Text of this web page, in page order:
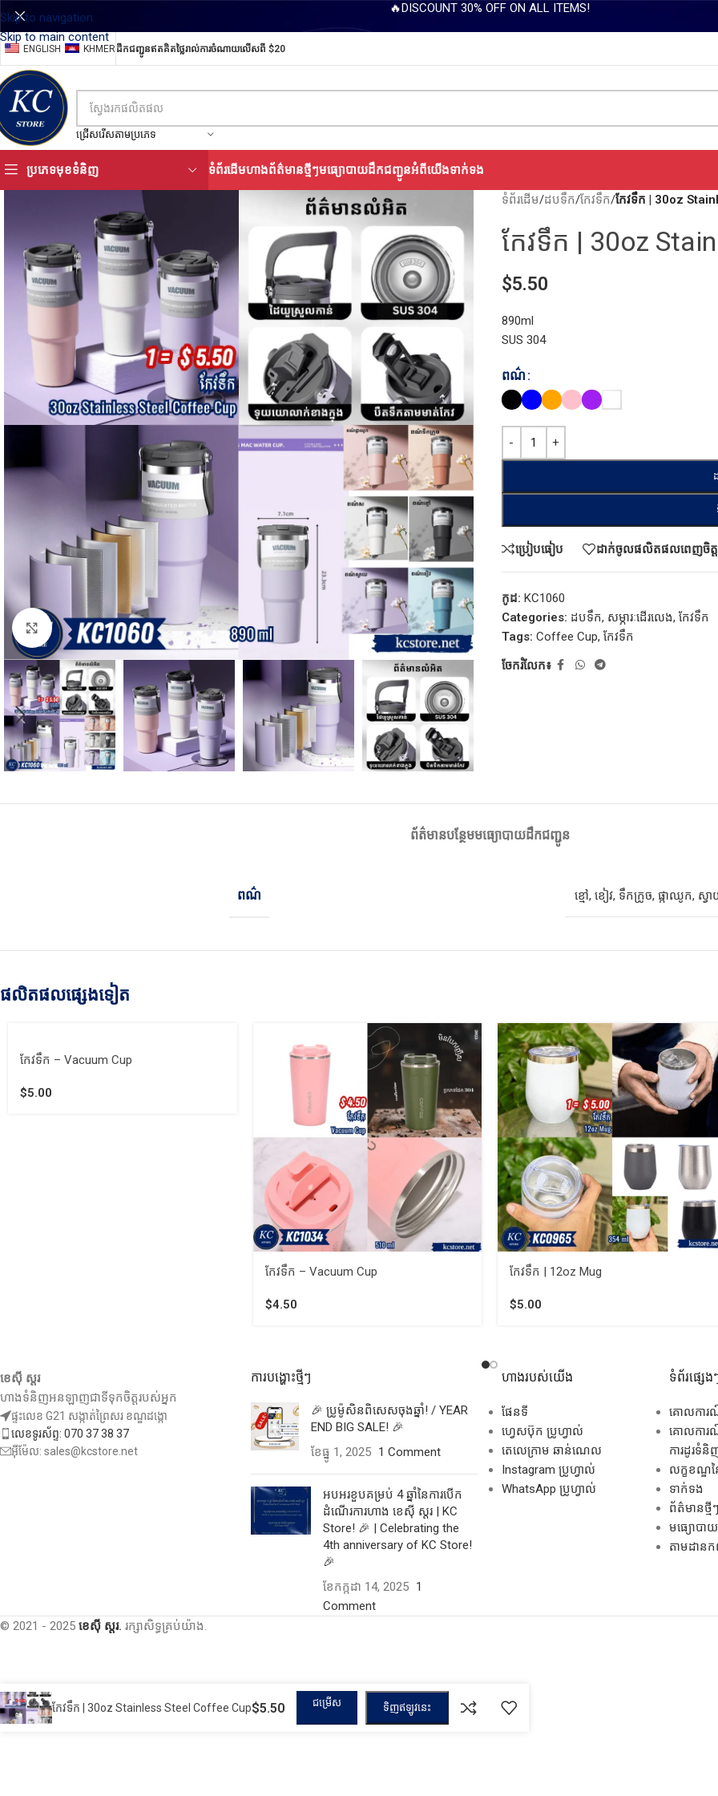
Skip to navigation
Skip to main content
🔥DISCOUNT 30% OFF ON ALL ITEMS!
ENGLISH KHMER ដឹកជញ្ជូនឥតគិតថ្លៃរាល់ការចំណាយលើសពី $20
ជ្រើសរើសតាមប្រភេទ
ប្រភេទមុខទំនិញ ទំព័រដើមហាងព័ត៌មានថ្មីៗមធ្យោបាយដឹកជញ្ជូនអំពីយើងទាក់ទង
Click to enlarge
ទំព័រដើម/ដបទឹក/កែវទឹក/កែវទឹក | 30oz
កែវទឹក | 30oz
$5.50
890ml
SUS 304
ពណ៌
ប្រៀបធៀប ដាក់ចូលផលិតផលពេញចិត្ត
កូដ: KC1060
Categories: ដបទឹក, សម្ភារៈដើរលេង, កែវទឹក
Tags: Coffee Cup, កែវទឹក
ចែករំលែក៖
ព័ត៌មានបន្ថែមមធ្យោបាយដឹកជញ្ជូន
ពណ៌ ខ្មៅ, ខៀវ, ទឹកក្រូច, ផ្កាឈូក, ស្វ
ផលិតផលផ្សេងទៀត
កែវទឹក – Vacuum Cup
$5.00
កែវទឹក – Vacuum Cup
$4.50
កែវទឹក | 12oz Mug
$5.00
ខេស៊ី ស្តរ
ហាងទំនិញអនឡាញជាទីទុកចិត្តរបស់អ្នក
ផ្ទះលេខ G21 សង្កាត់ព្រៃសរ ខណ្ឌដង្កោ
លេខទូរស័ព្ទ: 070 37 38 37
អ៊ីម៉ែល: sales@kcstore.net
ការបង្ហោះថ្មីៗ
🎉 ប្រូម៉ូសិនពិសេសចុងឆ្នាំ! / YEAR
END BIG SALE! 🎉
ខែ​ធ្នូ 1, 2025 1 Comment
អបអរខួបគម្រប់ 4 ឆ្នាំនៃការបើក
ដំណើរការហាង ខេស៊ី ស្តរ | KC
Store! 🎉 | Celebrating the
4th anniversary of KC Store!
🎉
ខែ​កក្កដា 14, 2025 1
Comment
ហាងរបស់យើង
ផែនទី
ហ្វេសប៊ុក ប្រូហ្វាល់
តេលេក្រាម ឆាន់ណេល
Instagram ប្រូហ្វាល់
WhatsApp ប្រូហ្វាល់
ទំព័រផ្សេង
គោលការ
គោលកា
ការដូរទំនិ
លក្ខខណ្ឌន
ទាក់ទង
ព័ត៌មានថ្មីៗ
មធ្យោបា
តាមដានក
© 2021 - 2025 ខេស៊ី ស្តរ. រក្សាសិទ្ធគ្រប់យ៉ាង.
កែវទឹក | 30oz Stainless Steel Coffee Cup$5.50 ជម្រើស ទិញឥឡូវនេះ